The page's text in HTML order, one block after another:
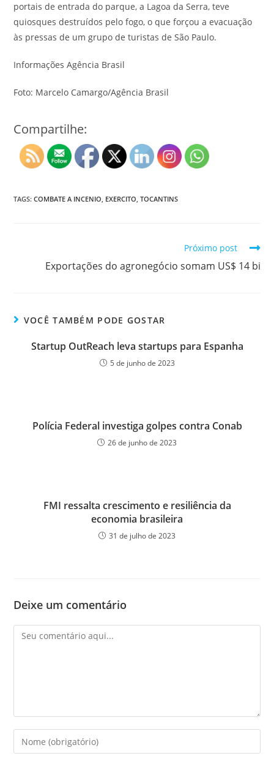
portais de entrada do parque, a Lagoa da Serra, teve
quiosques destruídos pelo fogo, o que forçou a evacuação
às pressas de um grupo de turistas de São Paulo.
Informações Agência Brasil
Foto: Marcelo Camargo/Agência Brasil
Compartilhe:
TAGS:COMBATE A INCENIO, EXERCITO, TOCANTINS
Próximo post
Exportações do agronegócio somam US$ 14 bi
VOCÊ TAMBÉM PODE GOSTAR
Startup OutReach leva startups para Espanha
5 de junho de 2023
Polícia Federal investiga golpes contra Conab
26 de junho de 2023
FMI ressalta crescimento e resiliência da
economia brasileira
31 de julho de 2023
Deixe um comentário